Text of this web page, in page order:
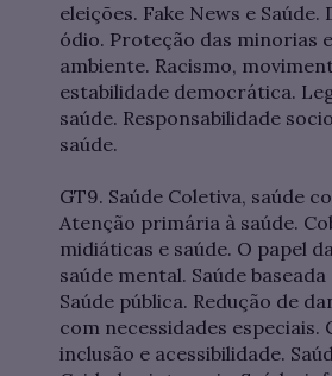
eleições. Fake News e Saúde.
ódio. Proteção das minorias
ambiente. Racismo,
estabilidade democrática.
saúde. Responsabilidade
saúde.
GT9. Saúde Coletiva, saúde
Atenção primária à saúde.
midiáticas e saúde. O papel
saúde mental. Saúde
Saúde pública. Redução de
com necessidades especiais.
inclusão e acessibilidade.